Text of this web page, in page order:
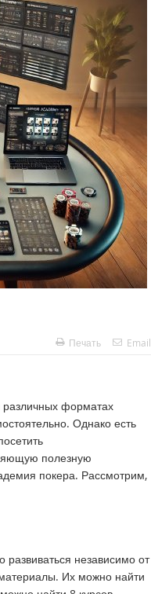
Печать Email
различных форматах
Однако есть
полезную
покера. Рассмотрим,
независимо от
Их можно найти